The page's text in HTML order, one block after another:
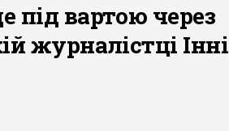
під вартою через
журналістці Інні